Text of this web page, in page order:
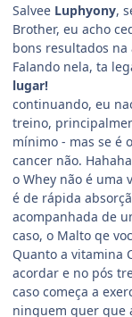
Salvee Luphyony,
Brother, eu acho
bons resultados na
Falando nela, ta
lugar!
continuando, eu
treino,
mínimo - mas se é
cancer não.
o Whey não é uma
é de rápida
acompanhada de
caso, o Malto qe
Quanto a vitamina
acordar e no pós
caso começa a
ninguem quer que